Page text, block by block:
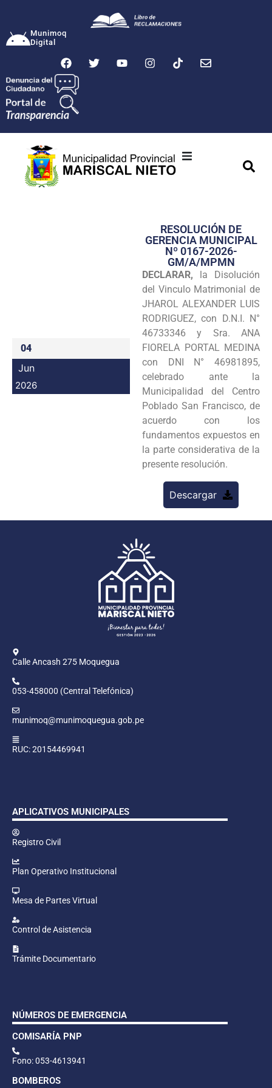
Munimoq
Digital
Transparencia
Seguridad
Programas
Intranet
04
Jun
2026
RESOLUCIÓN DE
GERENCIA MUNICIPAL
Nº 0167-2026-
GM/A/MPMN
DECLARAR, la Disolución
del Vinculo Matrimonial de
JHAROL ALEXANDER LUIS
RODRIGUEZ, con D.N.I. N°
46733346 y Sra. ANA
FIORELA PORTAL MEDINA
con DNI N° 46981895,
celebrado ante la
Municipalidad del Centro
Poblado San Francisco, de
acuerdo con los
fundamentos expuestos en
la parte considerativa de la
presente resolución.
Descargar
Calle Ancash 275 Moquegua
053-458000 (Central Telefónica)
munimoq@munimoquegua.gob.pe
RUC: 20154469941
APLICATIVOS MUNICIPALES
Registro Civil
Plan Operativo Institucional
Mesa de Partes Virtual
Control de Asistencia
Trámite Documentario
NÚMEROS DE EMERGENCIA
COMISARÍA PNP
Fono: 053-4613941
BOMBEROS